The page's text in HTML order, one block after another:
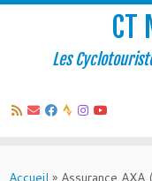
au
CT
Les
Accueil » Assurance AXA